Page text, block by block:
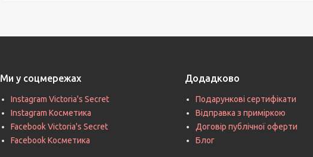
Ми у соцмережах
Instagram Victoria's Secret
Instagram Косметика
Facebook Victoria's Secret
Facebook Косметика
Додадково
Подарункові сертифікати
Відправка з приміркою
Договір публічної оферти
Блог